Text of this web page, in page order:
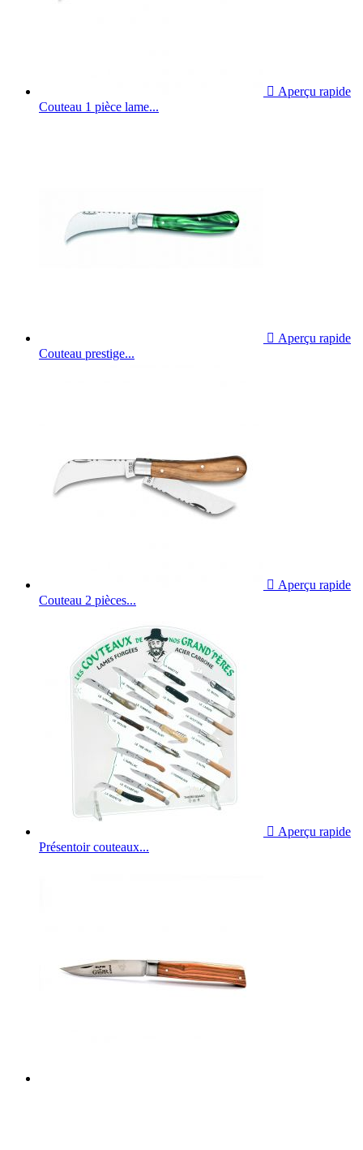
 Aperçu rapide
Couteau 1 pièce lame...
 Aperçu rapide
Couteau prestige...
 Aperçu rapide
Couteau 2 pièces...
 Aperçu rapide
Présentoir couteaux...